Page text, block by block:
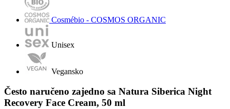
Cosmébio - COSMOS ORGANIC
Unisex
Vegansko
Često naručeno zajedno sa Natura Siberica Night
Recovery Face Cream, 50 ml